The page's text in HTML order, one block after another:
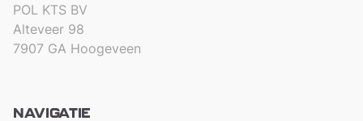
POL KTS BV
Alteveer 98
7907 GA Hoogeveen
NAVIGATIE